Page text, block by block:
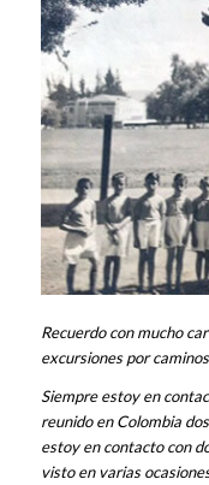
Recuerdo con mucho
excursiones por
Siempre estoy en
reunido en Colombia
estoy en contacto con
visto en varias